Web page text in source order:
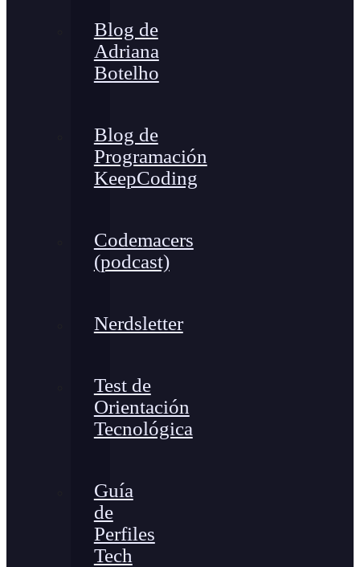
Blog de
Adriana
Botelho
Blog de
Programación
KeepCoding
Codemacers
(podcast)
Nerdsletter
Test de
Orientación
Tecnológica
Guía
de
Perfiles
Tech